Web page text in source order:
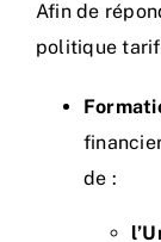
Afin de
politique
de :